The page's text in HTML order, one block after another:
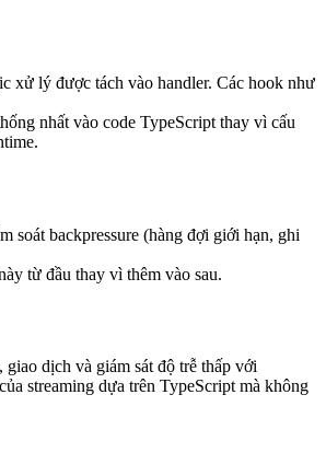
xử lý được tách vào handler. Các hook như
nhất vào code TypeScript thay vì cấu
soát backpressure (hàng đợi giới hạn, ghi
từ đầu thay vì thêm vào sau.
dịch và giám sát độ trễ thấp với
streaming dựa trên TypeScript mà không